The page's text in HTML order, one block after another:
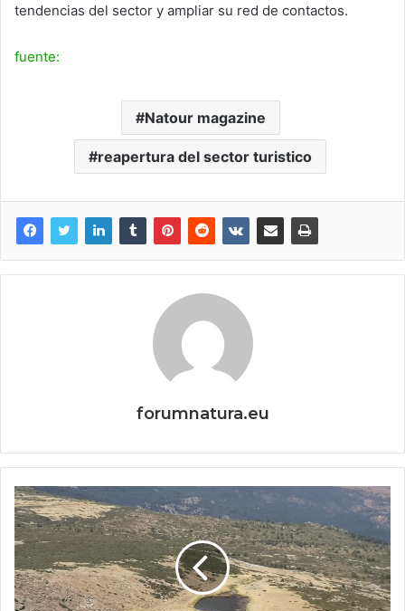
tendencias del sector y ampliar su red de contactos.
fuente:
Natour magazine
reapertura del sector turistico
forumnatura.eu